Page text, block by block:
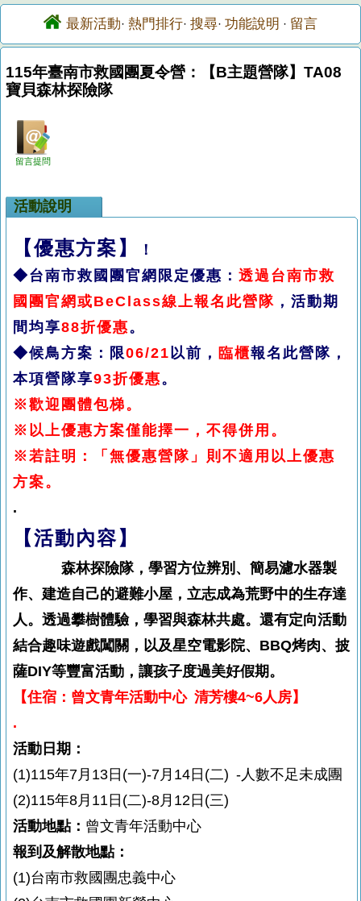
最新活動· 熱門排行· 搜尋· 功能說明 · 留言
115年臺南市救國團夏令營：【B主題營隊】TA08
寶貝森林探險隊
留言提問
活動說明
【優惠方案】
！
◆台南市救國團官網限定優惠： 透過台南市救
國團官網或BeClass線上報名此營隊 ，活動期
間均享88折優惠。
◆候鳥方案：限06/21以前， 臨櫃報名此營隊，
本項營隊享93折優惠。
※歡迎團體包梯。
※以上優惠方案僅能擇一，不得併用。
※若註明：「無優惠營隊」則不適用以上優惠
方案。
.
【活動內容】
森林探險隊，學習方位辨別、簡易濾水器製
作、建造自己的避難小屋，立志成為荒野中的生存達
人。透過攀樹體驗，學習與森林共處。還有定向活動
結合趣味遊戲闖關，以及星空電影院、BBQ烤肉、披
薩DIY等豐富活動，讓孩子度過美好假期。
【住宿：曾文青年活動中心 清芳樓4~6人房】
.
活動日期：
(1)115年7月13日(一)-7月14日(二) -人數不足未成團
(2)115年8月11日(二)-8月12日(三)
活動地點： 曾文青年活動中心
報到及解散地點：
(1)台南市救國團忠義中心